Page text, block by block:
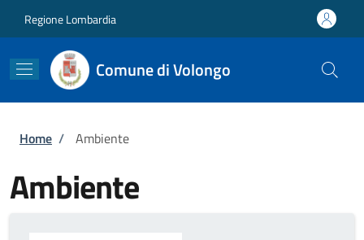
Regione Lombardia
Comune di Volongo
Briciole di pane
Home / Ambiente
Ambiente